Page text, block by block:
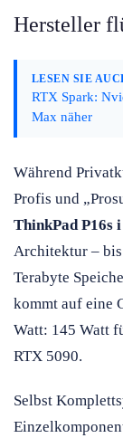
Hersteller
LESEN SIE
RTX Spark:
Max näher
Während
Profis und
ThinkPad P16s i
Architektur –
Terabyte
kommt auf eine
Watt: 145 Watt
RTX 5090.
Selbst